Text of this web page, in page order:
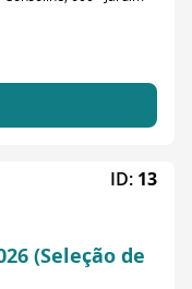
(Seleção de
ID: 13